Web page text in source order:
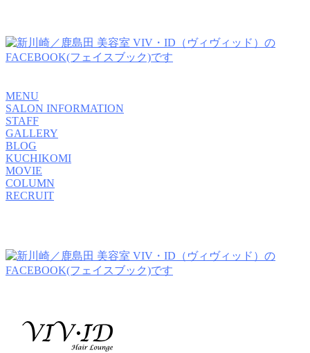
MENU
SALON INFORMATION
STAFF
GALLERY
BLOG
KUCHIKOMI
MOVIE
COLUMN
RECRUIT